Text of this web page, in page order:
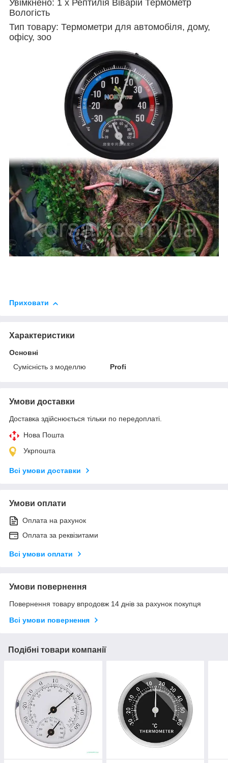
Увімкнено: 1 x Рептилія Віварій Термометр
Вологість
Тип товару: Термометри для автомобіля, дому,
офісу, зоо
Приховати
Характеристики
Основні
Сумісність з моделлю
Profi
Умови доставки
Доставка здійснюється тільки по передоплаті.
Нова Пошта
Укрпошта
Всі умови доставки
Умови оплати
Оплата на рахунок
Оплата за реквізитами
Всі умови оплати
Умови повернення
Повернення товару впродовж 14 днів за рахунок покупця
Всі умови повернення
Подібні товари компанії